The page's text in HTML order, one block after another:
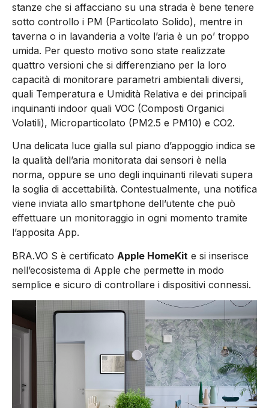
stanze che si affacciano su una strada è bene tenere
sotto controllo i PM (Particolato Solido), mentre in
taverna o in lavanderia a volte l’aria è un po’ troppo
umida. Per questo motivo sono state realizzate
quattro versioni che si differenziano per la loro
capacità di monitorare parametri ambientali diversi,
quali Temperatura e Umidità Relativa e dei principali
inquinanti indoor quali VOC (Composti Organici
Volatili), Microparticolato (PM2.5 e PM10) e CO2.
Una delicata luce gialla sul piano d’appoggio indica se
la qualità dell’aria monitorata dai sensori è nella
norma, oppure se uno degli inquinanti rilevati supera
la soglia di accettabilità. Contestualmente, una notifica
viene inviata allo smartphone dell’utente che può
effettuare un monitoraggio in ogni momento tramite
l’apposita App.
BRA.VO S è certificato Apple HomeKit e si inserisce
nell’ecosistema di Apple che permette in modo
semplice e sicuro di controllare i dispositivi connessi.